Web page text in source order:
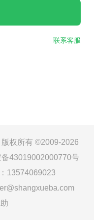
联系客服
权所有 ©2009-2026
43019002000770号
13574069023